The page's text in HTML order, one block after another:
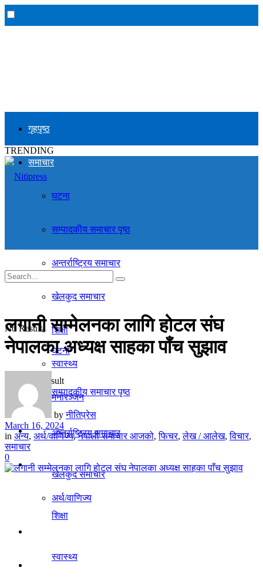
गृहपृष्ठ
समाचार
घटना
सम्पादकीय समाचार पृष्ठ
अन्तर्राष्ट्रिय समाचार
खेलकुद समाचार
शिक्षा
स्वास्थ्य
मनाेरञ्जन
राजनीति
अर्थ/वाणिज्य
अर्थ/वाणिज्य
TRENDING
गृहपृष्ठ
घटना
सम्पादकीय समाचार पृष्ठ
अन्तर्राष्ट्रिय समाचार
खेलकुद समाचार
शिक्षा
स्वास्थ्य
No Result
View All Result
लगानी सम्मेलनका लागि होटल संघ
नेपालका अध्यक्ष साहका पाँच सुझाव
by नीतिप्रेस
March 16, 2024
in अन्य, अर्थ/वाणिज्य,नेपाली समाचार आजको,फिचर,लेख / आलेख,विचार,
समाचार
0